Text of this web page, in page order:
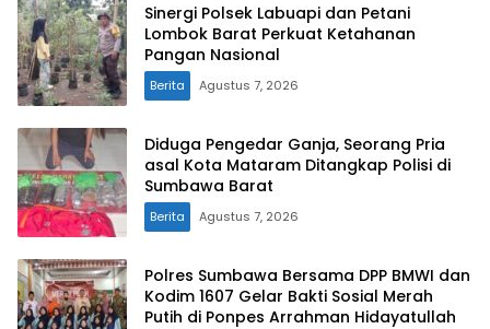
Sinergi Polsek Labuapi dan Petani
Lombok Barat Perkuat Ketahanan
Pangan Nasional
Berita Agustus 7, 2026
Diduga Pengedar Ganja, Seorang Pria
asal Kota Mataram Ditangkap Polisi di
Sumbawa Barat
Berita Agustus 7, 2026
Polres Sumbawa Bersama DPP BMWI dan
Kodim 1607 Gelar Bakti Sosial Merah
Putih di Ponpes Arrahman Hidayatullah